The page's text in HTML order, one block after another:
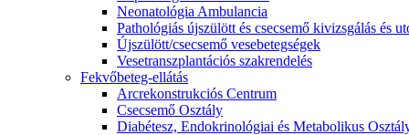
Neonatológia Ambulancia
Pathológiás újszülött és csecsemő kivizsgálás és
Újszülött/csecsemő vesebetegségek
Vesetranszplantációs szakrendelés
Fekvőbeteg-ellátás
Arcrekonstrukciós Centrum
Csecsemő Osztály
Diabétesz, Endokrinológiai és Metabolikus